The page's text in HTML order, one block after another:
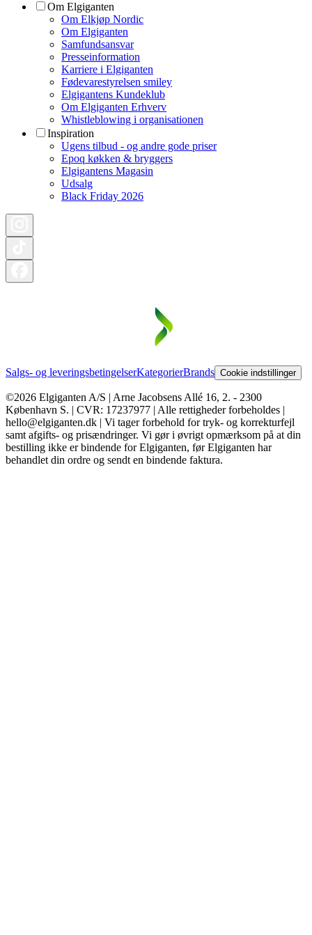
Om Elgiganten
Om Elkjøp Nordic
Om Elgiganten
Samfundsansvar
Presseinformation
Karriere i Elgiganten
Fødevarestyrelsen smiley
Elgigantens Kundeklub
Om Elgiganten Erhverv
Whistleblowing i organisationen
Inspiration
Ugens tilbud - og andre gode priser
Epoq køkken & bryggers
Elgigantens Magasin
Udsalg
Black Friday 2026
Salgs- og leveringsbetingelserKategorierBrands Cookie indstillinger
©2026 Elgiganten A/S | Arne Jacobsens Allé 16, 2. - 2300
København S. | CVR: 17237977 | Alle rettigheder forbeholdes |
hello@elgiganten.dk | Vi tager forbehold for tryk- og korrekturfejl
samt afgifts- og prisændringer. Vi gør i øvrigt opmærksom på at din
bestilling ikke er bindende for Elgiganten, før Elgiganten har
behandlet din ordre og sendt en bindende faktura.